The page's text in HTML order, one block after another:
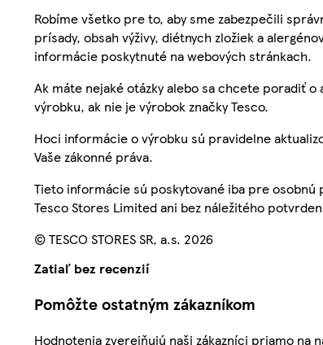
Robíme všetko pre to, aby sme zabezpečili
prísady, obsah výživy, diétnych zložiek a
informácie poskytnuté na webových stránkach.
Ak máte nejaké otázky alebo sa chcete poradiť
výrobku, ak nie je výrobok značky Tesco.
Hoci informácie o výrobku sú pravidelne
Vaše zákonné práva.
Tieto informácie sú poskytované iba pre
Tesco Stores Limited ani bez náležitého
© TESCO STORES SR, a.s. 2026
Zatiaľ bez recenzií
Pomôžte ostatným zákazníkom
Hodnotenia zverejňujú naši zákazníci priamo na